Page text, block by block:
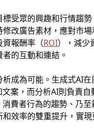
受眾的興趣和行情趨
改廣告素材，應對市場
報酬率（ROI），減少
的互動和連結。
成為可能。生成式AI在
案，而分析AI則負責自
費者行為的趨勢、乃至
效率的雙重提升，實